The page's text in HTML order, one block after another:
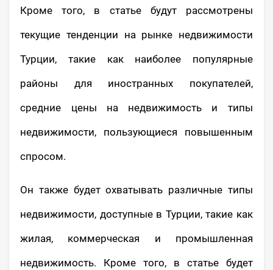
Кроме того, в статье будут рассмотрены
текущие тенденции на рынке недвижимости
Турции, такие как наиболее популярные
районы для иностранных покупателей,
средние цены на недвижимость и типы
недвижимости, пользующиеся повышенным
спросом.
Он также будет охватывать различные типы
недвижимости, доступные в Турции, такие как
жилая, коммерческая и промышленная
недвижимость. Кроме того, в статье будет